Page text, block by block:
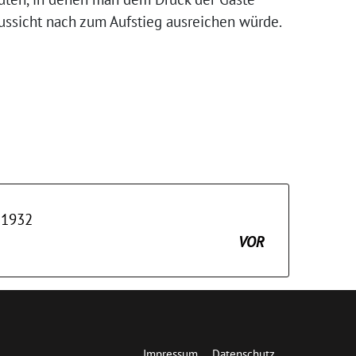
nach zum Aufstieg ausreichen würde.
VOR